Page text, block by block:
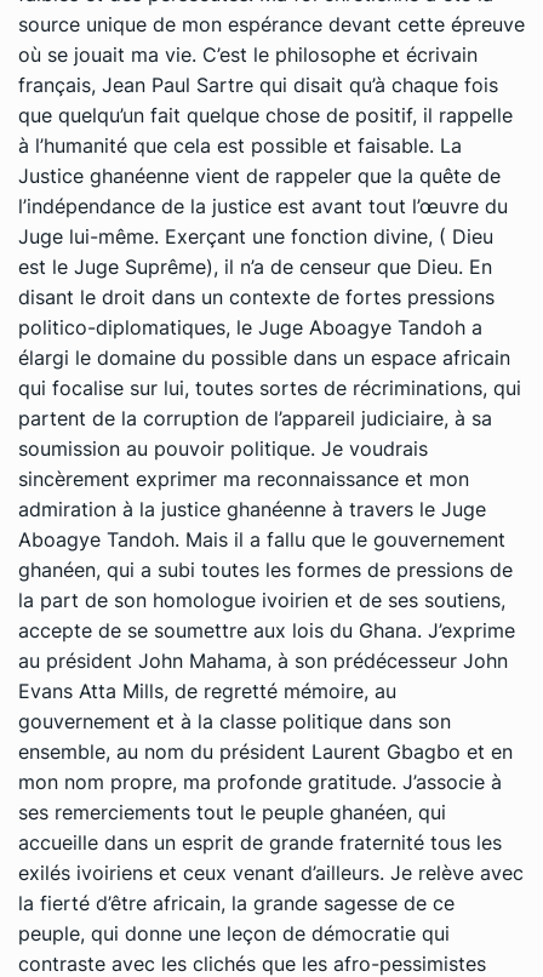
source unique de mon espérance devant cette épreuve
où se jouait ma vie. C’est le philosophe et écrivain
français, Jean Paul Sartre qui disait qu’à chaque fois
que quelqu’un fait quelque chose de positif, il rappelle
à l’humanité que cela est possible et faisable. La
Justice ghanéenne vient de rappeler que la quête de
l’indépendance de la justice est avant tout l’œuvre du
Juge lui-même. Exerçant une fonction divine, ( Dieu
est le Juge Suprême), il n’a de censeur que Dieu. En
disant le droit dans un contexte de fortes pressions
politico-diplomatiques, le Juge Aboagye Tandoh a
élargi le domaine du possible dans un espace africain
qui focalise sur lui, toutes sortes de récriminations, qui
partent de la corruption de l’appareil judiciaire, à sa
soumission au pouvoir politique. Je voudrais
sincèrement exprimer ma reconnaissance et mon
admiration à la justice ghanéenne à travers le Juge
Aboagye Tandoh. Mais il a fallu que le gouvernement
ghanéen, qui a subi toutes les formes de pressions de
la part de son homologue ivoirien et de ses soutiens,
accepte de se soumettre aux lois du Ghana. J’exprime
au président John Mahama, à son prédécesseur John
Evans Atta Mills, de regretté mémoire, au
gouvernement et à la classe politique dans son
ensemble, au nom du président Laurent Gbagbo et en
mon nom propre, ma profonde gratitude. J’associe à
ses remerciements tout le peuple ghanéen, qui
accueille dans un esprit de grande fraternité tous les
exilés ivoiriens et ceux venant d’ailleurs. Je relève avec
la fierté d’être africain, la grande sagesse de ce
peuple, qui donne une leçon de démocratie qui
contraste avec les clichés que les afro-pessimistes